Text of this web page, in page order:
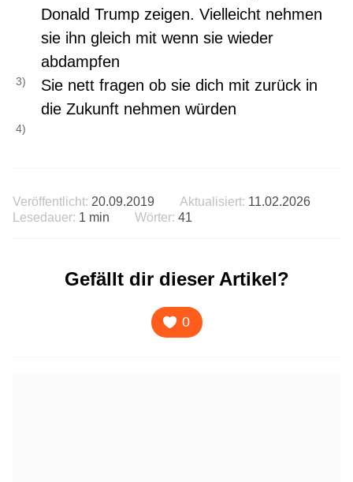
Donald Trump zeigen. Vielleicht nehmen
sie ihn gleich mit wenn sie wieder
abdampfen
Sie nett fragen ob sie dich mit zurück in
die Zukunft nehmen würden
Veröffentlicht: 20.09.2019 Aktualisiert: 11.02.2026
Lesedauer: 1 min Wörter: 41
Gefällt dir dieser Artikel?
0